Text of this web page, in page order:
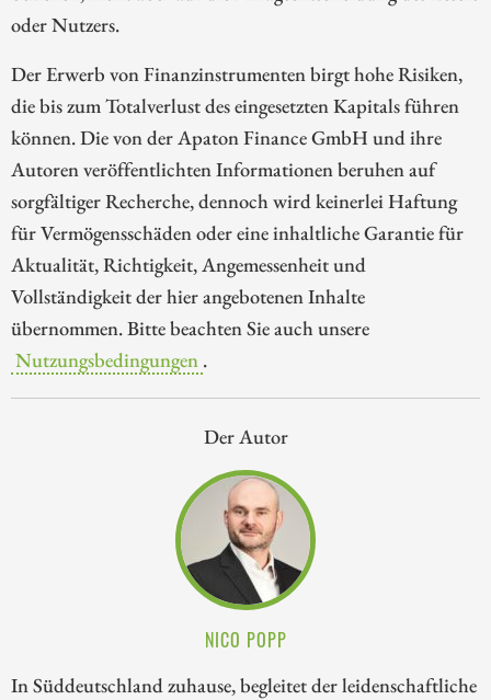
oder Nutzers.
Der Erwerb von Finanzinstrumenten birgt hohe Risiken,
die bis zum Totalverlust des eingesetzten Kapitals führen
können. Die von der Apaton Finance GmbH und ihre
Autoren veröffentlichten Informationen beruhen auf
sorgfältiger Recherche, dennoch wird keinerlei Haftung
für Vermögensschäden oder eine inhaltliche Garantie für
Aktualität, Richtigkeit, Angemessenheit und
Vollständigkeit der hier angebotenen Inhalte
übernommen. Bitte beachten Sie auch unsere
Nutzungsbedingungen .
Der Autor
NICO POPP
In Süddeutschland zuhause, begleitet der leidenschaftliche